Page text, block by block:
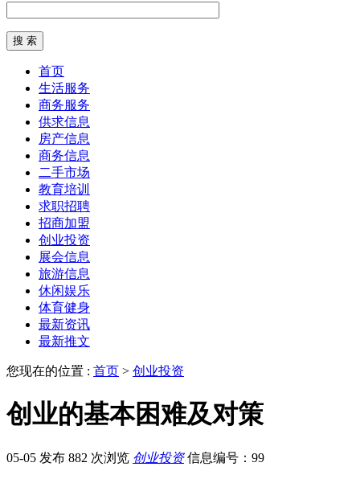
首页
生活服务
商务服务
供求信息
房产信息
商务信息
二手市场
教育培训
求职招聘
招商加盟
创业投资
展会信息
旅游信息
休闲娱乐
体育健身
最新资讯
最新推文
您现在的位置 : 首页 > 创业投资
创业的基本困难及对策
05-05 发布 882 次浏览 创业投资 信息编号：99